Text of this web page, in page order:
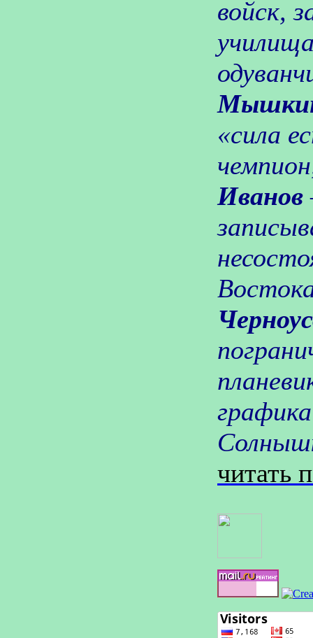
войск,
«сила
Иванов
читать